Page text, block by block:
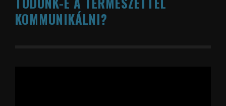
KOMMUNIKÁLNI?